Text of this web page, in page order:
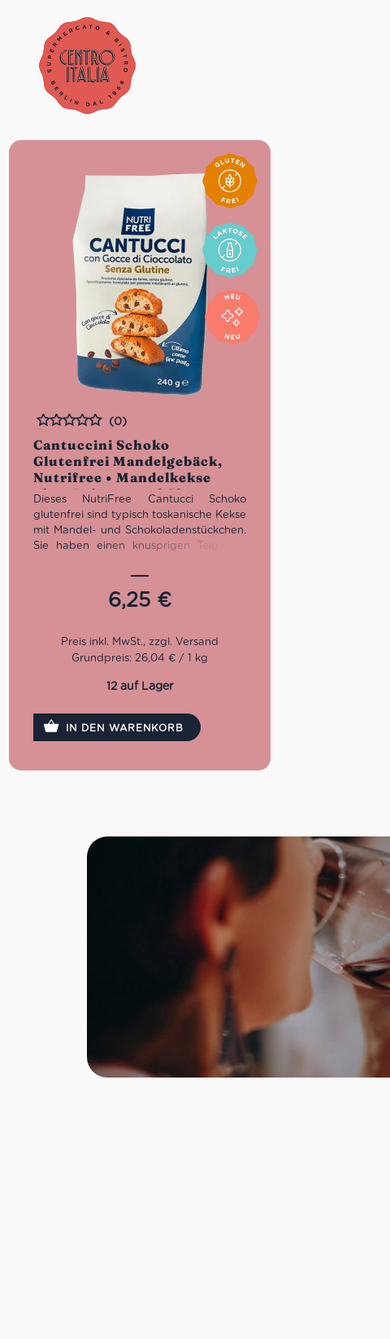
Cantuccini Schoko
Glutenfrei Mandelgebäck,
Nutrifree • Mandelkekse
ohne Laktose und Gluten •
Süßes aus Italien
Bewertet
(0)
Dieses NutriFree Cantucci Schoko
glutenfrei sind typisch toskanische Kekse
mit Mandel- und Schokoladenstückchen.
Sie haben einen knusprigen Teig, der
der Tradition freisetzt. Hervorragend als
Basis für exquisite Desserts, begleitet
von Schlagsahne oder Vanillesoße, oder
dem klassischen toskanischen Vin Santo.
Weizenfrei, Laktosefrei und glutenfrei
6,25 €
Grundpreis: 26,04 € / 1 kg
12 auf Lager
IN DEN WARENKORB